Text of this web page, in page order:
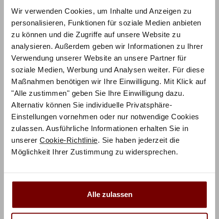
Wir verwenden Cookies, um Inhalte und Anzeigen zu
personalisieren, Funktionen für soziale Medien anbieten
zu können und die Zugriffe auf unsere Website zu
analysieren. Außerdem geben wir Informationen zu Ihrer
Verwendung unserer Website an unsere Partner für
soziale Medien, Werbung und Analysen weiter. Für diese
Maßnahmen benötigen wir Ihre Einwilligung. Mit Klick auf
"Alle zustimmen" geben Sie Ihre Einwilligung dazu.
Alternativ können Sie individuelle Privatsphäre-
Einstellungen vornehmen oder nur notwendige Cookies
zulassen. Ausführliche Informationen erhalten Sie in
unserer Cookie-Richtlinie. Sie haben jederzeit die
Möglichkeit Ihrer Zustimmung zu widersprechen.
Alle zulassen
ZUM PRODUKT
Clara Massivholzbett mit Schubladen – Easy Sleep II
Holz konfigurierbar
1.254,60€ 1.394,00€
Preisbeispiel 140x200 cm